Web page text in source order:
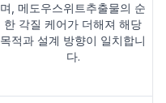
며, 메도우스위트추출물의 순
한 각질 케어가 더해져 해당
목적과 설계 방향이 일치합니
다.